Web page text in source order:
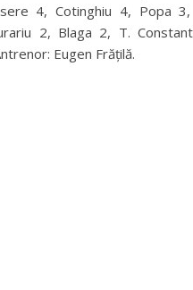
4, Cotinghiu 4, Popa
2, Blaga 2, T.
Eugen Frățilă.